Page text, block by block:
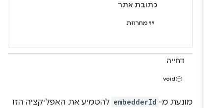
כתובת אתר
מחרוזת
דחייה
void
מונעת מ- embedderId להטמיע את האפליקציה הזו